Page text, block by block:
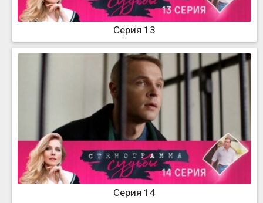
Серия 13
Серия 14